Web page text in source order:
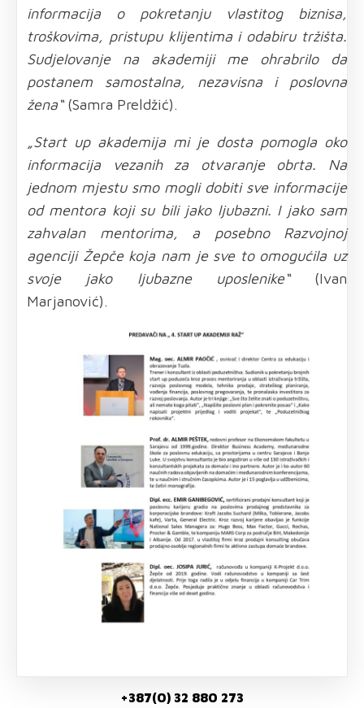
informacija o pokretanju vlastitog biznisa,
troškovima, pristupu klijentima i odabiru tržišta.
Sudjelovanje na akademiji me ohrabrilo da
postanem samostalna, nezavisna i poslovna
žena“(Samra Preldžić).
„Start up akademija mi je dosta pomogla oko
informacija vezanih za otvaranje obrta. Na
jednom mjestu smo mogli dobiti sve informacije
od mentora koji su bili jako ljubazni. I jako sam
zahvalan mentorima, a posebno Razvojnoj
agenciji Žepče koja nam je sve to omogućila uz
svoje jako ljubazne uposlenike“(Ivan
Marjanović).
+387(0) 32 880 273